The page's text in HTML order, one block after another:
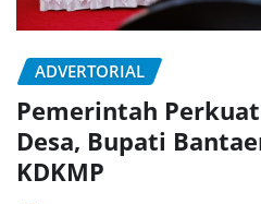
ADVERTORIAL
Pemerintah
Desa, Bupati
KDKMP